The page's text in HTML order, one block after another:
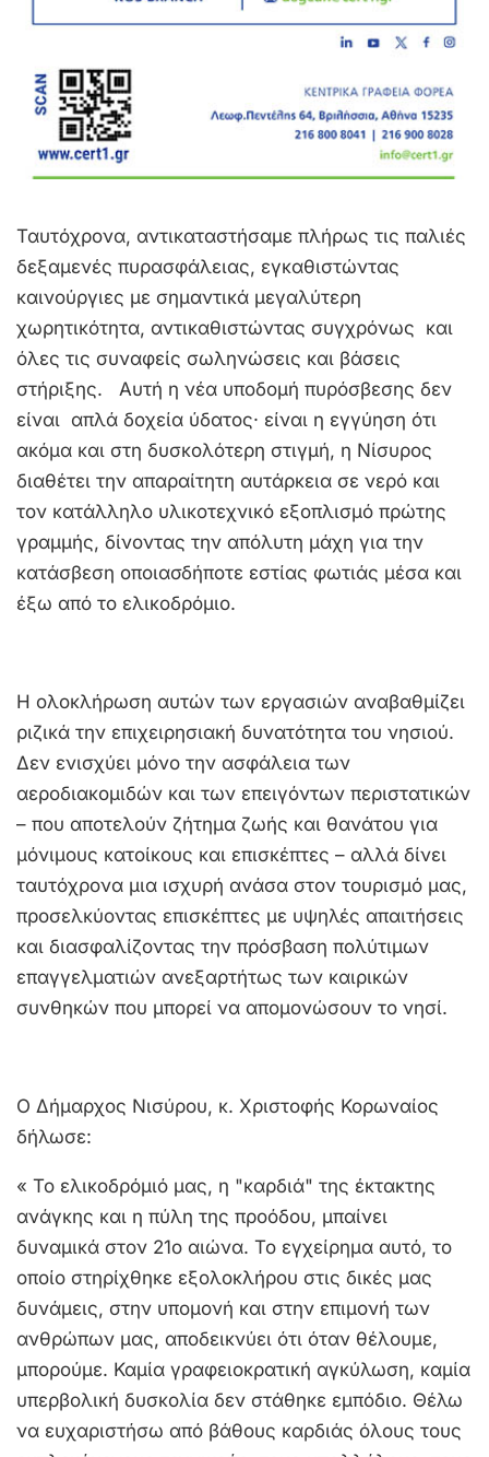
Ταυτόχρονα, αντικαταστήσαμε πλήρως τις παλιές
δεξαμενές πυρασφάλειας, εγκαθιστώντας
καινούργιες με σημαντικά μεγαλύτερη
χωρητικότητα, αντικαθιστώντας συγχρόνως και
όλες τις συναφείς σωληνώσεις και βάσεις
στήριξης. Αυτή η νέα υποδομή πυρόσβεσης δεν
είναι απλά δοχεία ύδατος· είναι η εγγύηση ότι
ακόμα και στη δυσκολότερη στιγμή, η Νίσυρος
διαθέτει την απαραίτητη αυτάρκεια σε νερό και
τον κατάλληλο υλικοτεχνικό εξοπλισμό πρώτης
γραμμής, δίνοντας την απόλυτη μάχη για την
κατάσβεση οποιασδήποτε εστίας φωτιάς μέσα και
έξω από το ελικοδρόμιο.
Η ολοκλήρωση αυτών των εργασιών αναβαθμίζει
ριζικά την επιχειρησιακή δυνατότητα του νησιού.
Δεν ενισχύει μόνο την ασφάλεια των
αεροδιακομιδών και των επειγόντων περιστατικών
– που αποτελούν ζήτημα ζωής και θανάτου για
μόνιμους κατοίκους και επισκέπτες – αλλά δίνει
ταυτόχρονα μια ισχυρή ανάσα στον τουρισμό μας,
προσελκύοντας επισκέπτες με υψηλές απαιτήσεις
και διασφαλίζοντας την πρόσβαση πολύτιμων
επαγγελματιών ανεξαρτήτως των καιρικών
συνθηκών που μπορεί να απομονώσουν το νησί.
Ο Δήμαρχος Νισύρου, κ. Χριστοφής Κορωναίος
δήλωσε:
« Το ελικοδρόμιό μας, η "καρδιά" της έκτακτης
ανάγκης και η πύλη της προόδου, μπαίνει
δυναμικά στον 21ο αιώνα. Το εγχείρημα αυτό, το
οποίο στηρίχθηκε εξολοκλήρου στις δικές μας
δυνάμεις, στην υπομονή και στην επιμονή των
ανθρώπων μας, αποδεικνύει ότι όταν θέλουμε,
μπορούμε. Καμία γραφειοκρατική αγκύλωση, καμία
υπερβολική δυσκολία δεν στάθηκε εμπόδιο. Θέλω
να ευχαριστήσω από βάθους καρδιάς όλους τους